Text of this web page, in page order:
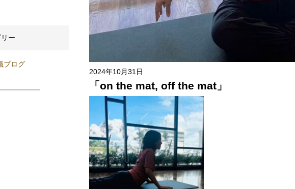
2024年10月31日
「on the mat, off the mat」
ー
ブログ